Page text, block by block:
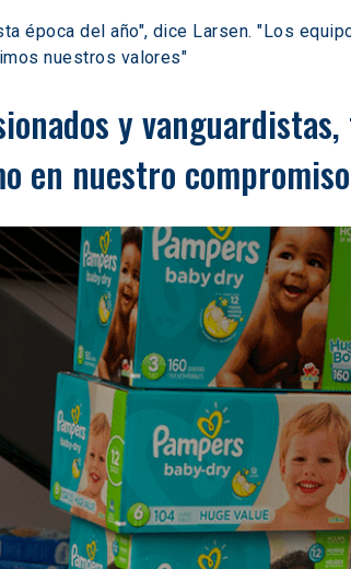
época del año", dice Larsen. "Los
nuestros valores"
y
en nuestro